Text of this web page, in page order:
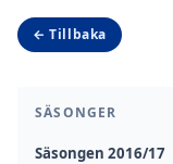
SÄSONGER
Säsongen 2016/17
← Tillbaka